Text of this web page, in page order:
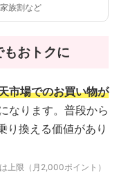
族割など
おトクに
市場でのお買い物が
なります。普段から
り換える価値があり
上限（月2,000ポイント）